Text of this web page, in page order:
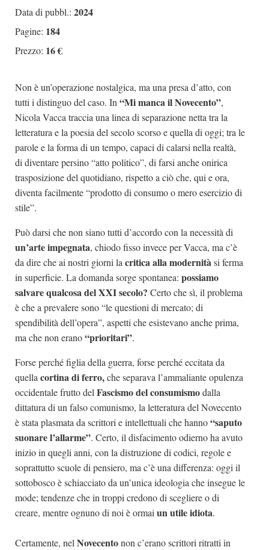
Data di pubbl.: 2024
Pagine: 184
Prezzo: 16 €
Non è un’operazione nostalgica, ma una presa d’atto, con
tutti i distinguo del caso. In “Mi manca il Novecento”,
Nicola Vacca traccia una linea di separazione netta tra la
letteratura e la poesia del secolo scorso e quella di oggi; tra le
parole e la forma di un tempo, capaci di calarsi nella realtà,
di diventare persino “atto politico”, di farsi anche onirica
trasposizione del quotidiano, rispetto a ciò che, qui e ora,
diventa facilmente “prodotto di consumo o mero esercizio di
stile”.
Può darsi che non siano tutti d’accordo con la necessità di
un’arte impegnata, chiodo fisso invece per Vacca, ma c’è
da dire che ai nostri giorni la critica alla modernità si ferma
in superficie. La domanda sorge spontanea: possiamo
salvare qualcosa del XXI secolo? Certo che sì, il problema
è che a prevalere sono “le questioni di mercato; di
spendibilità dell’opera”, aspetti che esistevano anche prima,
ma che non erano“prioritari”.
Forse perché figlia della guerra, forse perché eccitata da
quella cortina di ferro,che separava l’ammaliante opulenza
occidentale frutto del Fascismo del consumismodalla
dittatura di un falso comunismo, la letteratura del Novecento
è stata plasmata da scrittori e intellettuali che hanno“saputo
suonare l’allarme”. Certo, il disfacimento odierno ha avuto
inizio in quegli anni, con la distruzione di codici, regole e
soprattutto scuole di pensiero, ma c’è una differenza: oggi il
sottobosco è schiacciato da un’unica ideologia che insegue le
mode; tendenze che in troppi credono di scegliere o di
creare, mentre ognuno di noi è ormai un utile idiota.
Certamente, nel Novecentonon c’erano scrittori ritratti in